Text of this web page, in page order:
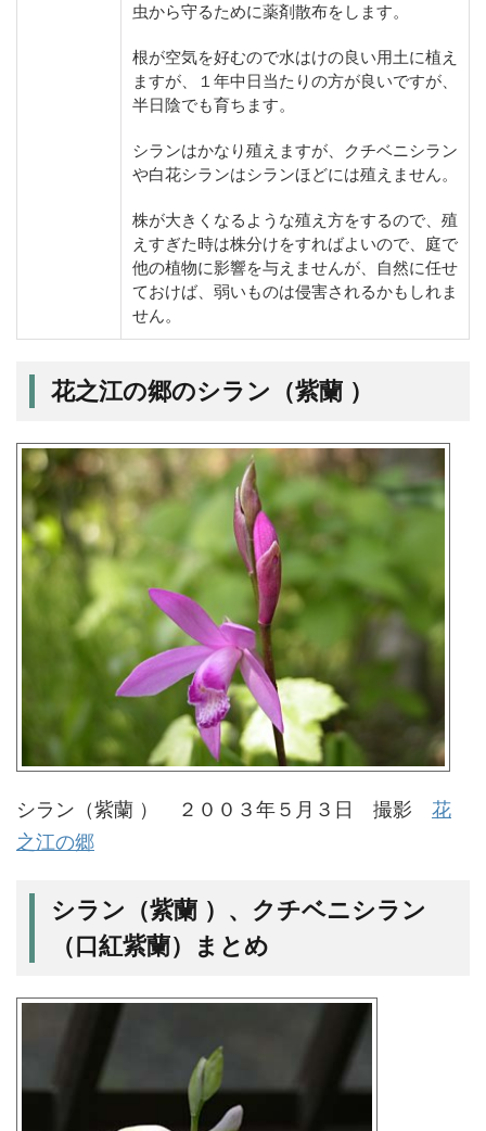
虫から守るために薬剤散布をします。
根が空気を好むので水はけの良い用土に植え
ますが、１年中日当たりの方が良いですが、
半日陰でも育ちます。
シランはかなり殖えますが、クチベニシラン
や白花シランはシランほどには殖えません。
株が大きくなるような殖え方をするので、殖
えすぎた時は株分けをすればよいので、庭で
他の植物に影響を与えませんが、自然に任せ
ておけば、弱いものは侵害されるかもしれま
せん。
花之江の郷のシラン（紫蘭 ）
シラン（紫蘭 ） ２００３年５月３日 撮影 花
之江の郷
シラン（紫蘭 ）、クチベニシラン
（口紅紫蘭）まとめ